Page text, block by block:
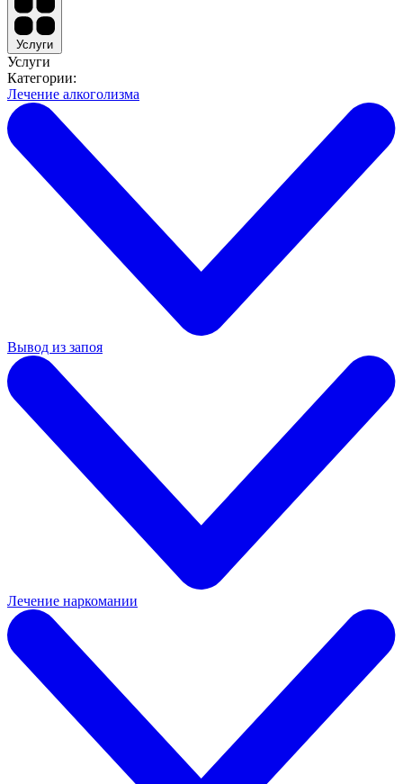
Услуги
Услуги
Категории:
Лечение алкоголизма
Вывод из запоя
Лечение наркомании